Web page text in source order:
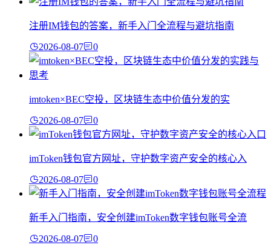
注册IM钱包的答案，新手入门全流程与避坑指南
2026-08-07 0
imtoken×BEC空投，区块链生态中价值分发的实
2026-08-07 0
imToken钱包官方网址，守护数字资产安全的核心入
2026-08-07 0
新手入门指南，安全创建imToken数字钱包账号全流
2026-08-07 0